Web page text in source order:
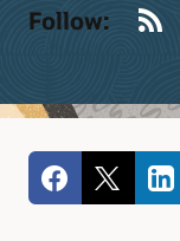
Follow: